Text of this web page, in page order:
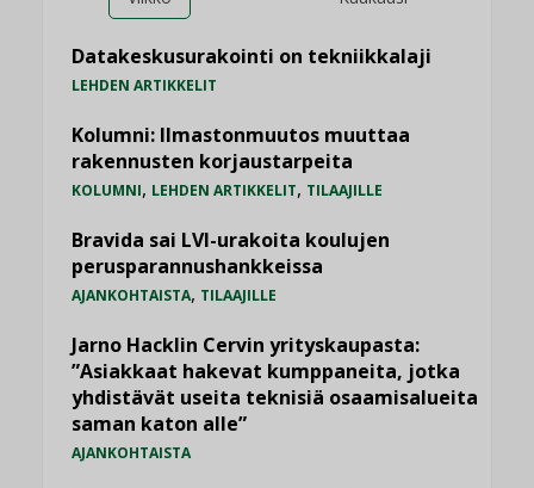
Datakeskusurakointi on tekniikkalaji
LEHDEN ARTIKKELIT
Kolumni: Ilmastonmuutos muuttaa
rakennusten korjaustarpeita
KOLUMNI, LEHDEN ARTIKKELIT, TILAAJILLE
Bravida sai LVI-urakoita koulujen
perusparannushankkeissa
AJANKOHTAISTA, TILAAJILLE
Jarno Hacklin Cervin yrityskaupasta:
”Asiakkaat hakevat kumppaneita, jotka
yhdistävät useita teknisiä osaamisalueita
saman katon alle”
AJANKOHTAISTA